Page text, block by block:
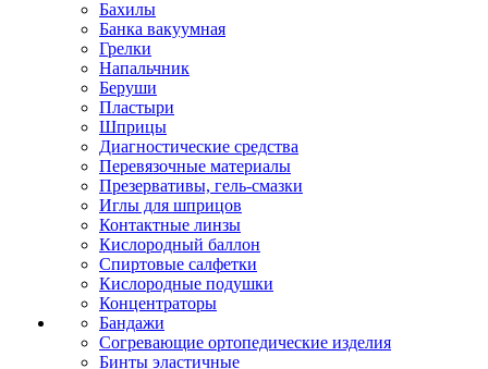
Бахилы
Банка вакуумная
Грелки
Напальчник
Беруши
Пластыри
Шприцы
Диагностические средства
Перевязочные материалы
Презервативы, гель-смазки
Иглы для шприцов
Контактные линзы
Кислородный баллон
Спиртовые салфетки
Кислородные подушки
Концентраторы
Бандажи
Согревающие ортопедические изделия
Бинты эластичные